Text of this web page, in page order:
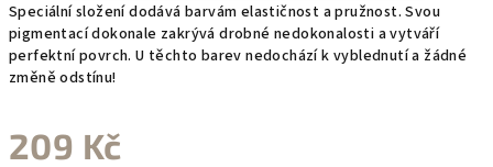
Speciální složení dodává barvám elastičnost a pružnost. Svou
pigmentací dokonale zakrývá drobné nedokonalosti a vytváří
perfektní povrch. U těchto barev nedochází k vyblednutí a žádné
změně odstínu!
209 Kč